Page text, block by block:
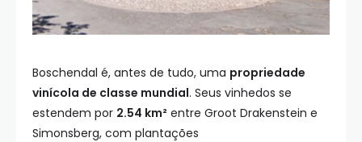
Boschendal é, antes de tudo, uma propriedade
vinícola de classe mundial. Seus vinhedos se
estendem por 2.54 km² entre Groot Drakenstein e
Simonsberg, com plantações